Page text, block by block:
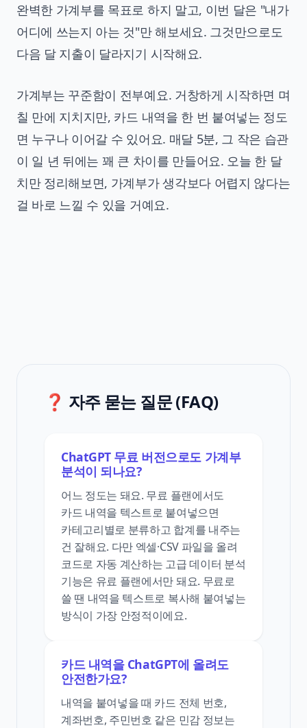
완벽한 가계부를 목표로 하지 말고, 이번 달은 "내가
어디에 쓰는지 아는 것"만 해보세요. 그것만으로도
다음 달 지출이 달라지기 시작해요.
가계부는 꾸준함이 전부예요. 거창하게 시작하면 며
칠 만에 지치지만, 카드 내역을 한 번 붙여넣는 정도
면 누구나 이어갈 수 있어요. 매달 5분, 그 작은 습관
이 일 년 뒤에는 꽤 큰 차이를 만들어요. 오늘 한 달
치만 정리해보면, 가계부가 생각보다 어렵지 않다는
걸 바로 느낄 수 있을 거예요.
❓ 자주 묻는 질문 (FAQ)
ChatGPT 무료 버전으로도 가계부
분석이 되나요?
어느 정도는 돼요. 무료 플랜에서도
카드 내역을 텍스트로 붙여넣으면
카테고리별로 분류하고 합계를 내주는
건 잘해요. 다만 엑셀·CSV 파일을 올려
코드로 자동 계산하는 고급 데이터 분석
기능은 유료 플랜에서만 돼요. 무료로
쓸 땐 내역을 텍스트로 복사해 붙여넣는
방식이 가장 안정적이에요.
카드 내역을 ChatGPT에 올려도
안전한가요?
내역을 붙여넣을 때 카드 전체 번호,
계좌번호, 주민번호 같은 민감 정보는